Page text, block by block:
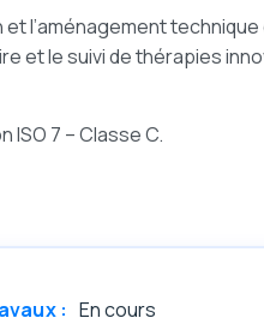
l’aménagement
et le suivi de thérapies
ISO 7 – Classe C.
: En cours